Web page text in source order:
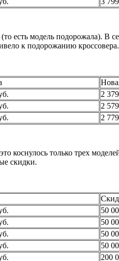
есть модель подорожала). В
к подорожанию кроссовера.
2
2
2
коснулось только трех
скидки.
50
50
50
50
200